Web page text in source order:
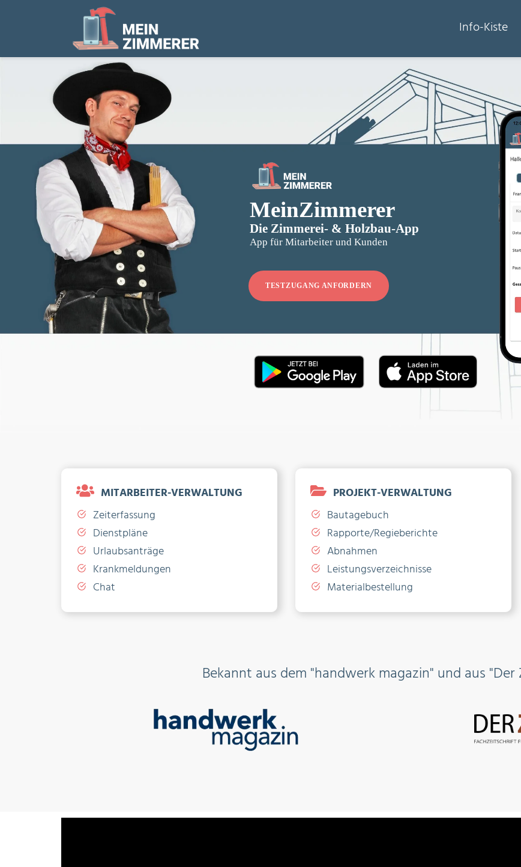
Info-Kiste
MeinZimmerer
Die Zimmerei- & Holzbau-App
App für Mitarbeiter und Kunden
TESTZUGANG ANFORDERN
MITARBEITER-VERWALTUNG
Zeiterfassung
Dienstpläne
Urlaubsanträge
Krankmeldungen
Chat
PROJEKT-VERWALTUNG
Bautagebuch
Rapporte/Regieberichte
Abnahmen
Leistungsverzeichnisse
Materialbestellung
Bekannt aus dem "handwerk magazin" und aus "Der